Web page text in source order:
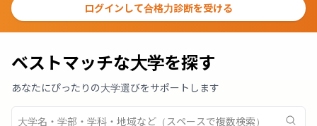
ログインして合格力診断を受ける
ベストマッチな大学を探す
あなたにぴったりの大学選びをサポートします